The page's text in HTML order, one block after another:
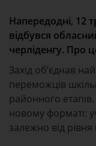
Напередодні, 12
відбувся
черліденгу. Про
Захід об’єднав
переможців
районного
новому форматі:
залежно від рівня